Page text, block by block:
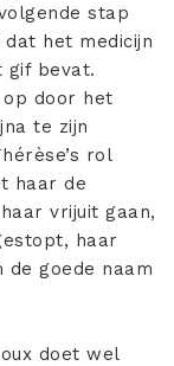
stap
het medicijn
gif bevat.
door het
te zijn
rol
haar de
vrijuit gaan,
haar
de goede naam
doet wel